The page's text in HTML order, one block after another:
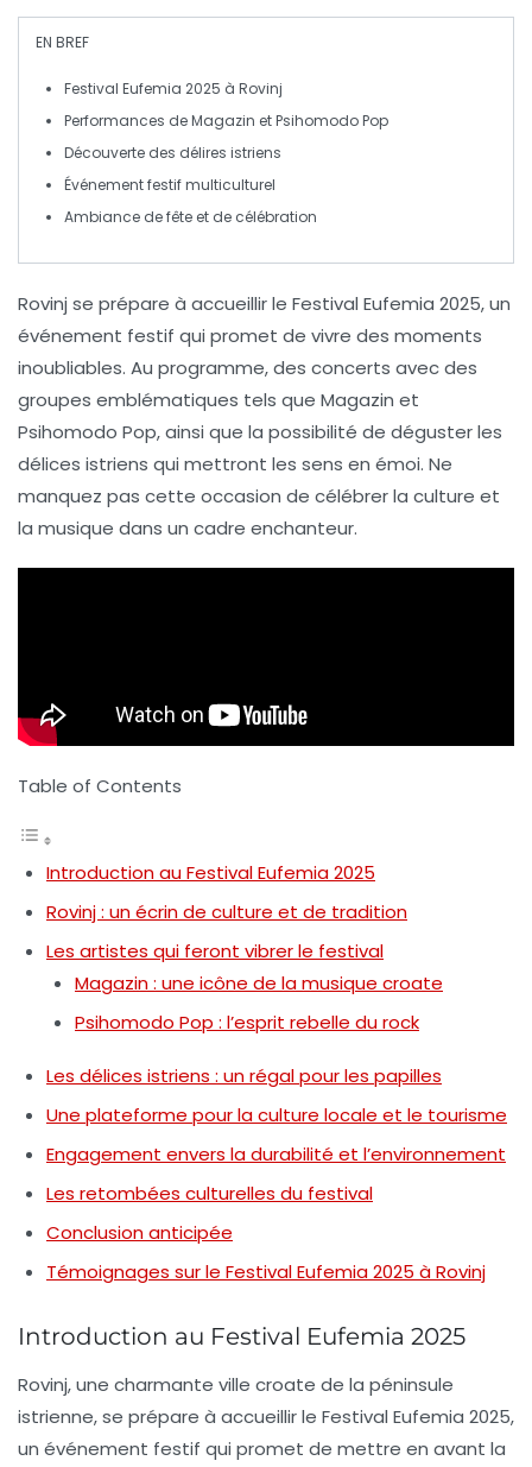
EN BREF
Festival Eufemia 2025 à Rovinj
Performances deMagazin etPsihomodo Pop
Découverte des délires istriens
Événement festifmulticulturel
Ambiance defête et de célébration
Rovinj se prépare à accueillir le Festival Eufemia 2025, un
événement festif qui promet de vivre des moments
inoubliables. Au programme, des concerts avec des
groupes emblématiques tels que Magazin et
Psihomodo Pop, ainsi que la possibilité de déguster les
délices istriens qui mettront les sens en émoi. Ne
manquez pas cette occasion de célébrer la culture et
la musique dans un cadre enchanteur.
Table of Contents
Introduction au Festival Eufemia 2025
Rovinj : un écrin de culture et de tradition
Les artistes qui feront vibrer le festival
Magazin : une icône de la musique croate
Psihomodo Pop : l’esprit rebelle du rock
Les délices istriens : un régal pour les papilles
Une plateforme pour la culture locale et le tourisme
Engagement envers la durabilité et l’environnement
Les retombées culturelles du festival
Conclusion anticipée
Témoignages sur le Festival Eufemia 2025 à Rovinj
Introduction au Festival Eufemia 2025
Rovinj, une charmante ville croate de la péninsule
istrienne, se prépare à accueillir le Festival Eufemia 2025,
un événement festif qui promet de mettre en avant la